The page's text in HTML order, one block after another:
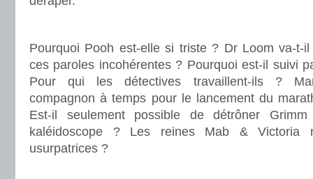
Pourquoi Pooh est-elle si triste ? Dr Loom va-t-
ces paroles incohérentes ? Pourquoi est-il suivi
Pour qui les détectives travaillent-ils ?
compagnon à temps pour le lancement du
Est-il seulement possible de détrôner
kaléidoscope ? Les reines Mab & Victoria
usurpatrices ?